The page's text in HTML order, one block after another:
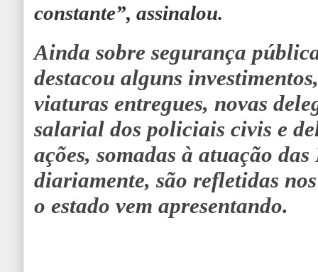
constante”, assinalou.
Ainda sobre segurança
destacou alguns
viaturas entregues, novas
salarial dos policiais civis e
ações, somadas à atuação
diariamente, são refletidas
o estado vem apresentando.